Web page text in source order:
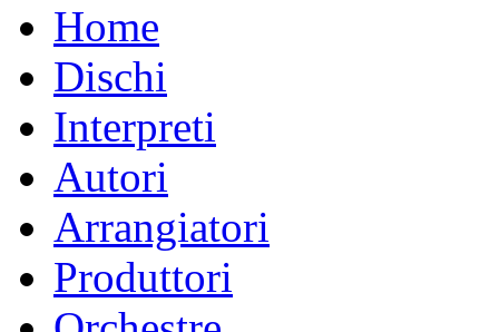
Home
Dischi
Interpreti
Autori
Arrangiatori
Produttori